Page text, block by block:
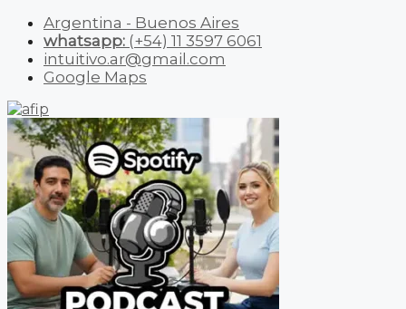
Argentina - Buenos Aires
whatsapp: (+54) 11 3597 6061
intuitivo.ar@gmail.com
Google Maps